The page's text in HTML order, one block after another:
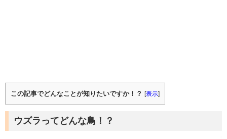
この記事でどんなことが知りたいですか！？ [表示]
ウズラってどんな鳥！？